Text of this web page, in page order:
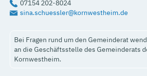
sina.schuessler@kornwestheim.de
07154 202-8024
Bei Fragen rund um den Gemeinderat
an die Geschäftsstelle des Gemeinderats
Kornwestheim.